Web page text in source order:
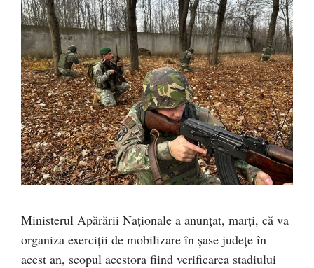
Ministerul Apărării Naționale a anunțat, marți, că va
organiza exerciții de mobilizare în șase județe în
acest an, scopul acestora fiind verificarea stadiului